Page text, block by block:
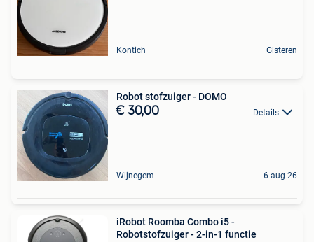
Kontich Gisteren
Robot stofzuiger - DOMO
€ 30,00 Details
Wijnegem 6 aug 26
iRobot Roomba Combo i5 -
Robotstofzuiger - 2-in-1 functie